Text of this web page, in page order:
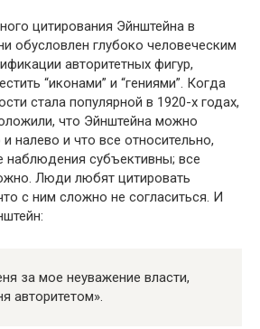
цитирования Эйнштейна в
обусловлен глубоко человеческим
авторитетных фигур,
“иконами” и “гениями”. Когда
стала популярной в 1920-х годах,
что Эйнштейна можно
налево и что все относительно,
наблюдения субъективны; все
Люди любят цитировать
с ним сложно не согласиться. И
за мое неуважение власти,
авторитетом».